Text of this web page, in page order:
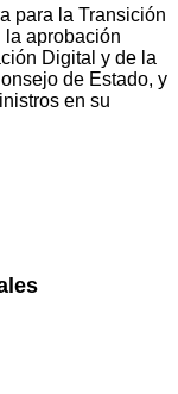
para la Transición
la aprobación
Digital y de la
de Estado, y
en su